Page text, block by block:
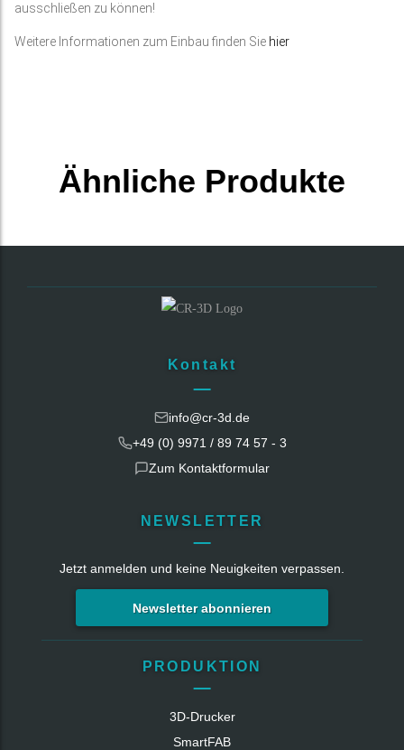
ausschließen zu können!
Weitere Informationen zum Einbau finden Sie hier
Ähnliche Produkte
Kontakt
info@cr-3d.de
+49 (0) 9971 / 89 74 57 - 3
Zum Kontaktformular
NEWSLETTER
Jetzt anmelden und keine Neuigkeiten verpassen.
Newsletter abonnieren
PRODUKTION
3D-Drucker
SmartFAB